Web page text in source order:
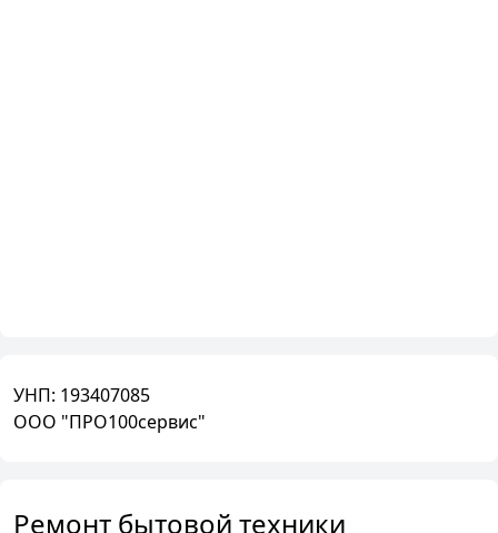
УНП: 193407085
ООО "ПРО100сервис"
Ремонт бытовой техники